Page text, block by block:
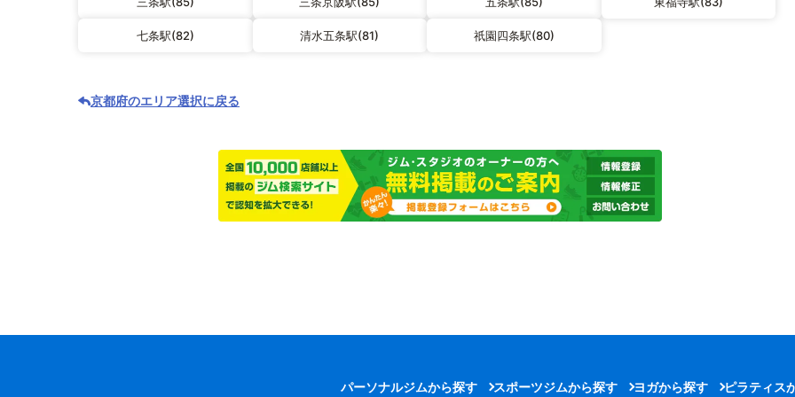
七条駅(82) 清水五条駅(81) 祇園四条駅(80)
京都府のエリア選択に戻る
パーソナルジムから探す スポーツジムから探す ヨガから探す ピラティス